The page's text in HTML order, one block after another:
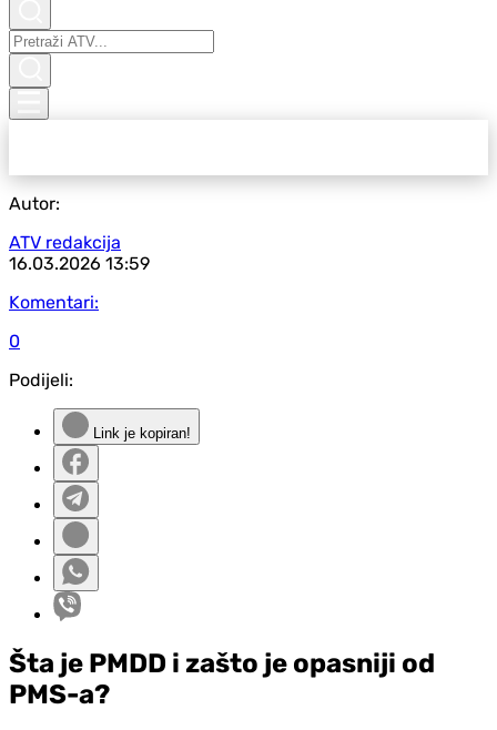
Autor:
ATV redakcija
16.03.2026 13:59
Komentari:
0
Podijeli:
Link je kopiran!
Šta je PMDD i zašto je opasniji od
PMS-a?